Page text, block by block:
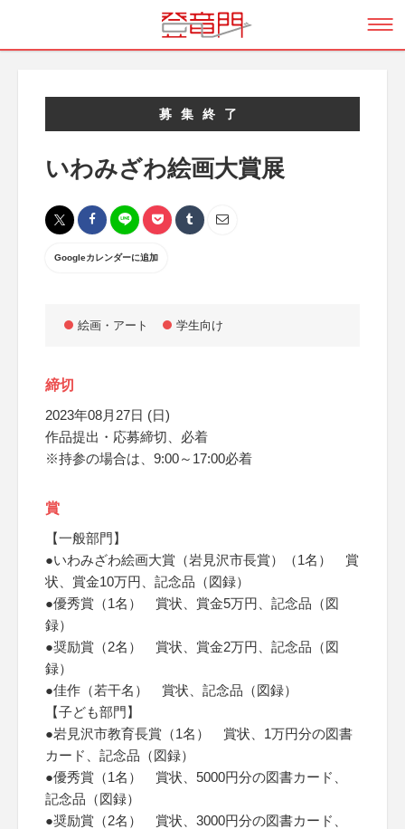
募集終了
いわみざわ絵画大賞展
Googleカレンダーに追加
絵画・アート 学生向け
締切
2023年08月27日 (日)
作品提出・応募締切、必着
※持参の場合は、9:00～17:00必着
賞
【一般部門】
●いわみざわ絵画大賞（岩見沢市長賞）（1名） 賞
状、賞金10万円、記念品（図録）
●優秀賞（1名） 賞状、賞金5万円、記念品（図
録）
●奨励賞（2名） 賞状、賞金2万円、記念品（図
録）
●佳作（若干名） 賞状、記念品（図録）
【子ども部門】
●岩見沢市教育長賞（1名） 賞状、1万円分の図書
カード、記念品（図録）
●優秀賞（1名） 賞状、5000円分の図書カード、
記念品（図録）
●奨励賞（2名） 賞状、3000円分の図書カード、